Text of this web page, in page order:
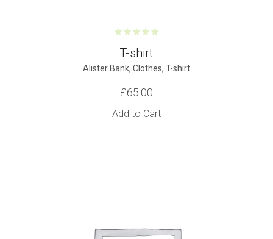
T-shirt
Alister Bank, Clothes, T-shirt
£65.00
Add to Cart